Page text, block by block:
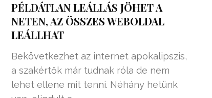
PÉLDÁTLAN LEÁLLÁS JÖHET A
NETEN, AZ ÖSSZES WEBOLDAL
LEÁLLHAT
Bekövetkezhet az internet apokalipszis,
a szakértők már tudnak róla de nem
lehet ellene mit tenni. Néhány hetünk